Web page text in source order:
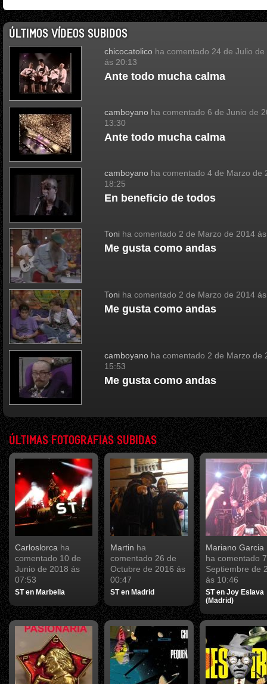
ÚLTIMOS VÍDEOS SUBIDOS
chicocatolico ha comentado 24 de Julio de
ás 20:13
Ante todo mucha calma
camboyano ha comentado 6 de Junio de
13:30
Ante todo mucha calma
camboyano ha comentado 4 de Marzo de
18:25
En beneficio de todos
Toni ha comentado 2 de Marzo de 2014
Me gusta como andas
Toni ha comentado 2 de Marzo de 2014
Me gusta como andas
camboyano ha comentado 2 de Marzo de
15:53
Me gusta como andas
ÚLTIMAS FOTOGRAFIAS SUBIDAS
Carloslorca ha
comentado 10 de
Junio de 2018 ás
07:53
ST en Marbella
Martin ha
comentado 26 de
Octubre de 2016 ás
00:47
ST en Madrid
Mariano Garcia
ha comentado
Septiembre de
ás 10:46
ST en Joy Eslava
(Madrid)